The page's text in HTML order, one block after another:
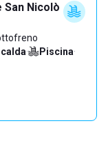
San Nicolò
· Piscina·